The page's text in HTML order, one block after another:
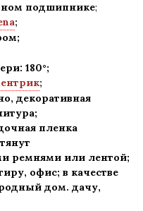
подшипнике;
;
;
180°;
;
декоративная
;
пленка
ремнями или лентой;
офис; в качестве
дом. дачу,